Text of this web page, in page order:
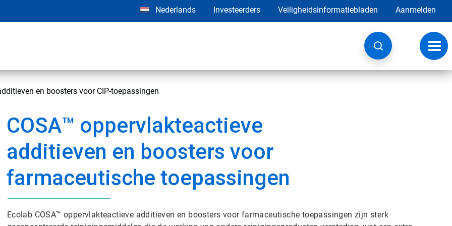
Nederlands Investeerders Veiligheidsinformatiebladen Aanmelden
en boosters voor CIP-toepassingen
COSA™ oppervlakteactieve
additieven en boosters voor
farmaceutische toepassingen
Ecolab COSA™ oppervlakteactieve additieven en boosters voor farmaceutische toepassingen zijn sterk